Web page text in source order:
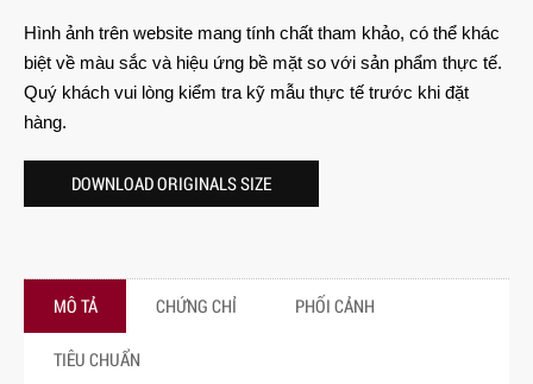
Hình ảnh trên website mang tính chất tham khảo, có thể khác
biệt về màu sắc và hiệu ứng bề mặt so với sản phẩm thực tế.
Quý khách vui lòng kiểm tra kỹ mẫu thực tế trước khi đặt
hàng.
DOWNLOAD ORIGINALS SIZE
MÔ TẢ CHỨNG CHỈ PHỐI CẢNH
TIÊU CHUẨN